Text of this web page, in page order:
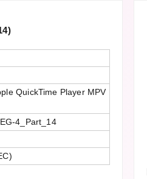
QuickTime Player MPV
4_Part_14